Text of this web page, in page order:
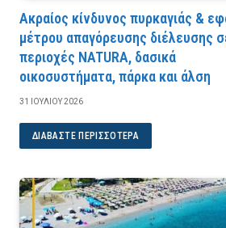
Ακραίος κίνδυνος πυρκαγιάς &
μέτρου απαγόρευσης διέλευσης
περιοχές NATURA, δασικά
οικοσυστήματα, πάρκα και άλση
31 ΙΟΥΛΊΟΥ 2026
ΔΙΑΒΆΣΤΕ ΠΕΡΙΣΣΌΤΕΡΑ